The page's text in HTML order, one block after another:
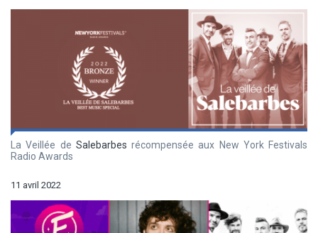
La Veillée de Salebarbes récompensée aux New York Festivals
Radio Awards
11 avril 2022